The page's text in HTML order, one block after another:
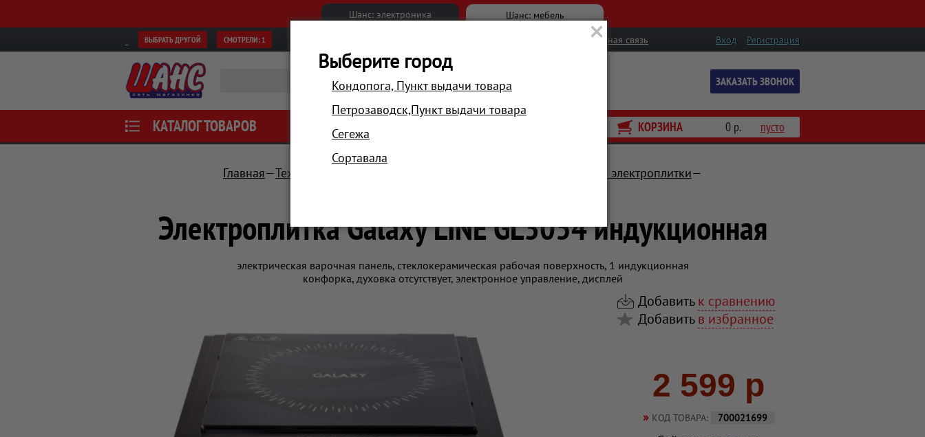
Шанс: электроника Шанс: мебель
ВЫБРАТЬ ДРУГОЙ СМОТРЕЛИ: 1 Вход Регистрация
Обратная связь
ЗАКАЗАТЬ ЗВОНОК
КАТАЛОГ ТОВАРОВ АКЦИИ КОРЗИНА 0 р. пусто
Главная Техника для кухни
Настольные электроплитки
Электроплитка Galaxy LINE GL3054 индукционная
электрическая варочная панель, стеклокерамическая рабочая поверхность, 1 индукционная
конфорка, духовка отсутствует, электронное управление, дисплей
Добавитьк сравнению
Добавитьв избранное
2 599 р
» КОД ТОВАРА: 700021699
Выберите город
Кондопога, Пункт выдачи товара
Петрозаводск,Пункт выдачи товара
Сегежа
Сортавала